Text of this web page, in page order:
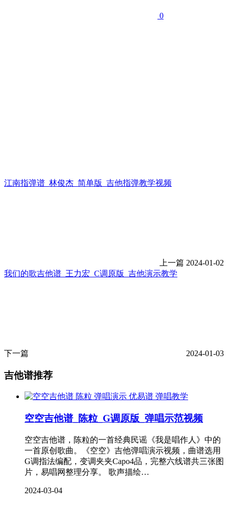
0
江南指弹谱_林俊杰_简单版_吉他指弹教学视频
上一篇 2024-01-02
我们的歌吉他谱_王力宏_C调原版_吉他演示教学
下一篇 2024-01-03
吉他谱推荐
弹唱教学
空空吉他谱_陈粒_G调原版_弹唱示范视频
空空吉他谱，陈粒的一首经典民谣《我是唱作人》中的
一首原创歌曲。《空空》吉他弹唱演示视频，曲谱选用
G调指法编配，变调夹夹Capo4品，完整六线谱共三张图
片，易唱网整理分享。 歌声描绘…
2024-03-04